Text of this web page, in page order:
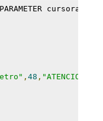
, 48 , "ATENCION"